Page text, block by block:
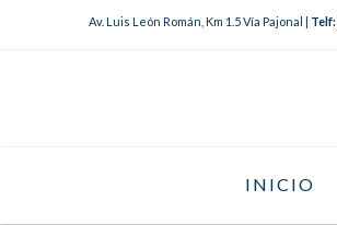
Av. Luis León Román, Km 1.5 Vía Pajonal | Telf:
INICIO